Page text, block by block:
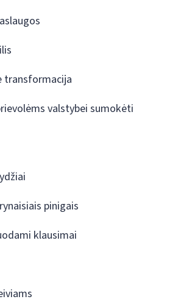
transformacija
valstybei sumokėti
pinigais
klausimai